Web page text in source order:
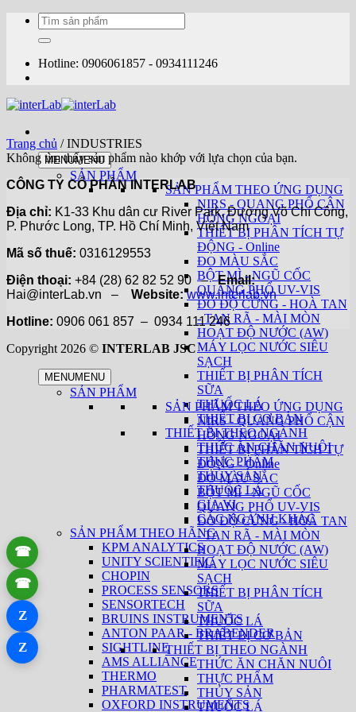
dung
Tìm
kiếm:
Hotline: 0906061857 - 0934111246
MENUMENU
SẢN PHẨM
SẢN PHẨM THEO ỨNG DỤNG
NIRS - QUANG PHỔ CẬN
HỒNG NGOẠI
THIẾT BỊ PHÂN TÍCH TỰ
ĐỘNG - Online
ĐO MÀU SẮC
BỘT MÌ - NGŨ CỐC
QUANG PHỔ UV-VIS
ĐO ĐỘ CỨNG - HOÀ TAN
- TAN RÃ - MÀI MÒN
HOẠT ĐỘ NƯỚC (AW)
MÁY LỌC NƯỚC SIÊU
SẠCH
THIẾT BỊ PHÂN TÍCH
SỮA
THUỐC LÁ
THIẾT BỊ CƠ BẢN
THIẾT BỊ THEO NGÀNH
THỨC ĂN CHĂN NUÔI
THỰC PHẨM
THỦY SẢN
THUỐC LÁ
GIA VỊ
CÁC NGÀNH KHÁC
SẢN PHẨM THEO HÃNG
KPM ANALYTICS
UNITY SCIENTIFIC
CHOPIN
PROCESS SENSORS
SENSORTECH
BRUINS INSTRUMENTS
ANTON PAAR - BRABENDER
SIGHTLINE
AMS ALLIANCE
THERMO
PHARMATEST
OXFORD INSTRUMENTS
Trang chủ /INDUSTRIES
Không tìm thấy sản phẩm nào khớp với lựa chọn của bạn.
CÔNG TY CỔ PHẦN INTERLAB
Địa chỉ: K1-33 Khu dân cư River Park, Đường Võ Chí Công,
P. Phước Long, TP. Hồ Chí Minh, Việt Nam
Mã số thuế: 0316129553
Điện thoại: +84 (28) 62 82 52 90 –Email:
Hai@interLab.vn – Website: www.interlab.vn
Hotline: 0906 061 857 – 0934 111 246
Copyright 2026 © INTERLAB JSC
MENUMENU
SẢN PHẨM
SẢN PHẨM THEO ỨNG DỤNG
NIRS - QUANG PHỔ CẬN
HỒNG NGOẠI
THIẾT BỊ PHÂN TÍCH TỰ
ĐỘNG - Online
ĐO MÀU SẮC
BỘT MÌ - NGŨ CỐC
QUANG PHỔ UV-VIS
ĐO ĐỘ CỨNG - HOÀ TAN
- TAN RÃ - MÀI MÒN
HOẠT ĐỘ NƯỚC (AW)
MÁY LỌC NƯỚC SIÊU
SẠCH
THIẾT BỊ PHÂN TÍCH
SỮA
THUỐC LÁ
THIẾT BỊ CƠ BẢN
THIẾT BỊ THEO NGÀNH
THỨC ĂN CHĂN NUÔI
THỰC PHẨM
THỦY SẢN
THUỐC LÁ
☎
☎
Z
Z